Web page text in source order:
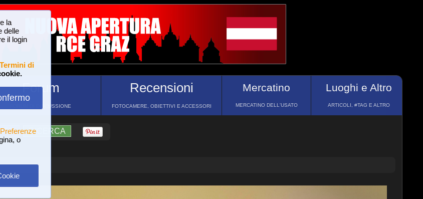
la
delle
il login
Termini di
Preferenze
o
Forum
FORUM DI DISCUSSIONE
Recensioni
FOTOCAMERE, OBIETTIVI E ACCESSORI
Mercatino
MERCATINO DELL'USATO
Luoghi e Altro
ARTICOLI, #TAG E ALTRO
RICERCA